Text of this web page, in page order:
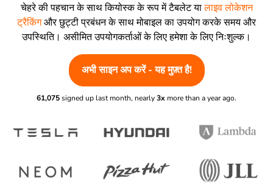
चेहरे की पहचान के साथ कियोस्क के रूप में टैबलेट यालाइव लोकेशन
ट्रैकिंगऔर छुट्टी प्रबंधन के साथ मोबाइल का उपयोग करके समय और
उपस्थिति। असीमित उपयोगकर्ताओं के लिए हमेशा के लिए निःशुल्क।
अभी साइन अप करें - यह मुफ़्त है!
61,075signed up last month, nearly3x more than a year ago.